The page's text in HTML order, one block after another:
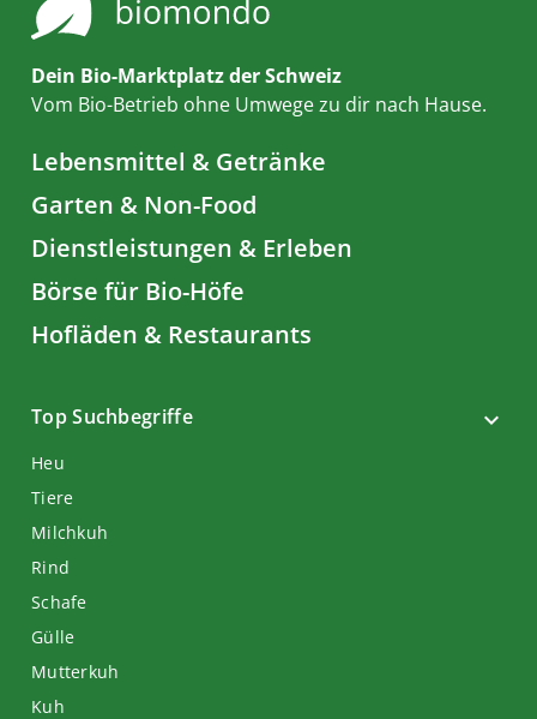
Dein Bio-Marktplatz der Schweiz
Vom Bio-Betrieb ohne Umwege zu dir nach Hause.
Lebensmittel & Getränke
Garten & Non-Food
Dienstleistungen & Erleben
Börse für Bio-Höfe
Hofläden & Restaurants
Top Suchbegriffe
Heu
Tiere
Milchkuh
Rind
Schafe
Gülle
Mutterkuh
Kuh